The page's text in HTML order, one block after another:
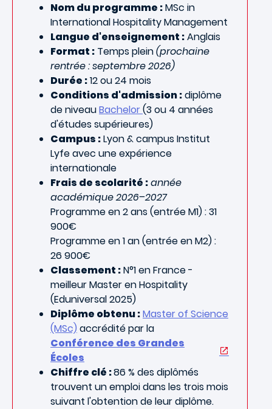
Nom du programme :MSc in
International Hospitality Management
Langue d'enseignement :Anglais
Format : Temps plein(prochaine
rentrée : septembre 2026)
Durée :12 ou 24 mois
Conditions d'admission :diplôme
de niveauBachelor(3 ou 4 années
d'études supérieures)
Campus :Lyon & campus Institut
Lyfe avec une expérience
internationale
Frais de scolarité :année
académique 2026–2027
Programme en 2 ans (entrée M1) : 31
900€
Programme en 1 an (entrée en M2) :
26 900€
Classement :N°1 en France -
meilleur Master en Hospitality
(Eduniversal 2025)
Diplôme obtenu :Master of Science
(MSc) accrédité par la
Conférence des Grandes
Écoles
Chiffre clé :86 % des diplômés
trouvent un emploi dans les trois mois
suivant l'obtention de leur diplôme.